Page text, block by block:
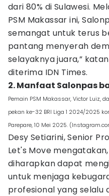
dari 80% di Sulawesi.
PSM Makassar ini,
semangat untuk terus
pantang menyerah
selayaknya juara,”
diterima IDN Times.
2. Manfaat Salonpas
Pemain PSM Makassar, Victor Luiz,
pekan ke-32 BRI Liga 1 2024/2025
Parepare, 10 Mei 2025.
Desy Setiarini, Senior
Let's Move
diharapkan dapat
untuk menjaga
profesional yang selalu